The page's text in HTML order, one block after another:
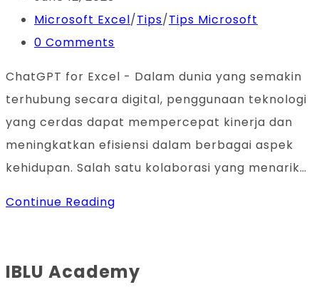
published:
Post
category:
Microsoft Excel/Tips/Tips Microsoft
Post
0 Comments
ChatGPT for Excel - Dalam dunia yang semakin
terhubung secara digital, penggunaan teknologi
yang cerdas dapat mempercepat kinerja dan
meningkatkan efisiensi dalam berbagai aspek
kehidupan. Salah satu kolaborasi yang menarik…
Continue Reading
Add-
IBLU Academy